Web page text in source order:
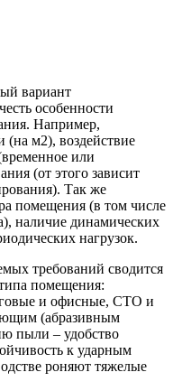
вариант
особенности
Например,
(на м2), воздействие
или
(от этого зависит
Так же
помещения (в том числе
наличие динамических
нагрузок.
требований сводится
помещения:
и офисные, СТО и
(абразивным
пыли – удобство
к ударным
роняют тяжелые